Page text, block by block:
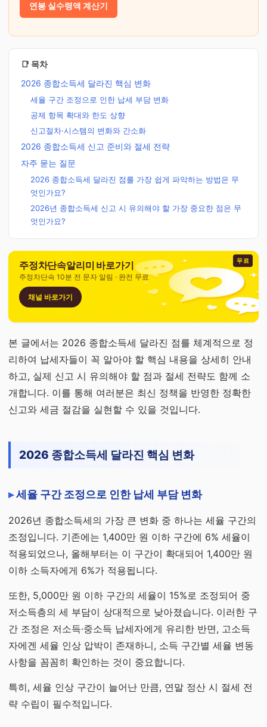
연봉 실수령액 계산기
📑 목차
2026 종합소득세 달라진 핵심 변화
세율 구간 조정으로 인한 납세 부담 변화
공제 항목 확대와 한도 상향
신고절차·시스템의 변화와 간소화
2026 종합소득세 신고 준비와 절세 전략
자주 묻는 질문
2026 종합소득세 달라진 점를 가장 쉽게 파악하는 방법은 무
엇인가요?
2026년 종합소득세 신고 시 유의해야 할 가장 중요한 점은 무
엇인가요?
무료
주정차단속알리미 바로가기
주정차단속 10분 전 문자 알림 · 완전 무료
채널 바로가기
본 글에서는 2026 종합소득세 달라진 점를 체계적으로 정
리하여 납세자들이 꼭 알아야 할 핵심 내용을 상세히 안내
하고, 실제 신고 시 유의해야 할 점과 절세 전략도 함께 소
개합니다. 이를 통해 여러분은 최신 정책을 반영한 정확한
신고와 세금 절감을 실현할 수 있을 것입니다.
2026 종합소득세 달라진 핵심 변화
세율 구간 조정으로 인한 납세 부담 변화
2026년 종합소득세의 가장 큰 변화 중 하나는 세율 구간의
조정입니다. 기존에는 1,400만 원 이하 구간에 6% 세율이
적용되었으나, 올해부터는 이 구간이 확대되어 1,400만 원
이하 소득자에게 6%가 적용됩니다.
또한, 5,000만 원 이하 구간의 세율이 15%로 조정되어 중
저소득층의 세 부담이 상대적으로 낮아졌습니다. 이러한 구
간 조정은 저소득·중소득 납세자에게 유리한 반면, 고소득
자에겐 세율 인상 압박이 존재하니, 소득 구간별 세율 변동
사항을 꼼꼼히 확인하는 것이 중요합니다.
특히, 세율 인상 구간이 늘어난 만큼, 연말 정산 시 절세 전
략 수립이 필수적입니다.